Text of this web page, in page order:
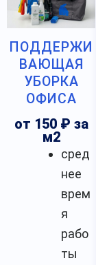
ПОДДЕРЖИ
ВАЮЩАЯ
УБОРКА
ОФИСА
от 150 ₽ за
м2
сред
нее
врем
я
рабо
ты